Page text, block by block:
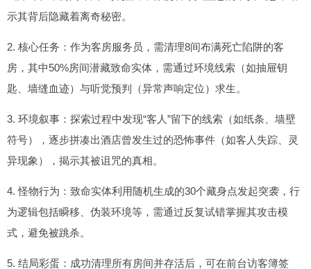
示其背后隐藏着离奇秘密。
2. 核心任务：作为客房服务员，需清理8间布满死亡陷阱的客
房，其中50%房间潜藏致命实体，需通过环境线索（如抽屉钥
匙、墙缝血迹）与听觉预判（异常声响定位）求生。
3. 环境叙事：探索过程中发现“客人”留下的线索（如纸条、墙壁
符号），逐步拼凑出酒店曾发生过的恐怖事件（如客人失踪、灵
异现象），揭示其被诅咒的真相。
4. 怪物行为：致命实体利用随机生成的30个藏身点发起突袭，行
为逻辑包括瞬移、伪装环境等，需通过反复试错掌握其攻击模
式，避免被跳杀。
5. 结局彩蛋：成功清理所有房间并存活后，可在前台访客簿签